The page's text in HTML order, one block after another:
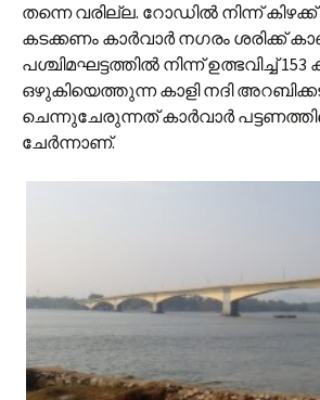
തന്നെ വരില്ല. റോഡില്‍ നിന്ന് കിഴക്ക്
കടക്കണം കാര്‍വാര്‍ നഗരം ശരിക്ക്
പശ്ചിമഘട്ടത്തില്‍ നിന്ന് ഉത്ഭവിച്ച് 153
ഒഴുകിയെത്തുന്ന കാളി നദി
ചെന്നുചേരുന്നത് കാര്‍വാര്‍
ചേര്‍ന്നാണ്.